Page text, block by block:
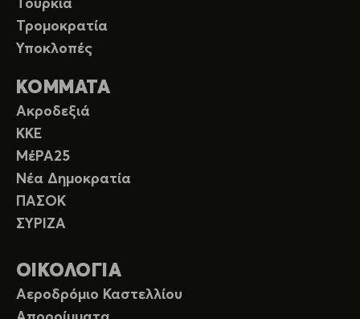
Τουρκία
Τρομοκρατία
Υποκλοπές
ΚΟΜΜΑΤΑ
Ακροδεξιά
ΚΚΕ
ΜέΡΑ25
Νέα Δημοκρατία
ΠΑΣΟΚ
ΣΥΡΙΖΑ
ΟΙΚΟΛΟΓΙΑ
Αεροδρόμιο Καστελλίου